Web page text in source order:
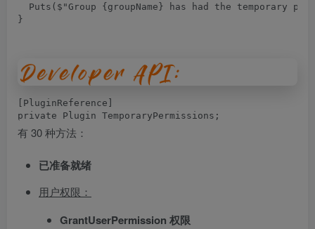
Puts ( $ "Group {groupName} has had the temporary
}
PluginReference
private
Plugin TemporaryPermissions ;
有 30 种方法：
已准备就绪
用户权限：
GrantUserPermission 权限